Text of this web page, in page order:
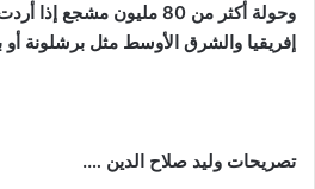
وحولة أكثر من 80 مليون
إفريقيا والشرق الأوسط مثل برشلونة أو
تصريحات وليد صلاح الدين ….